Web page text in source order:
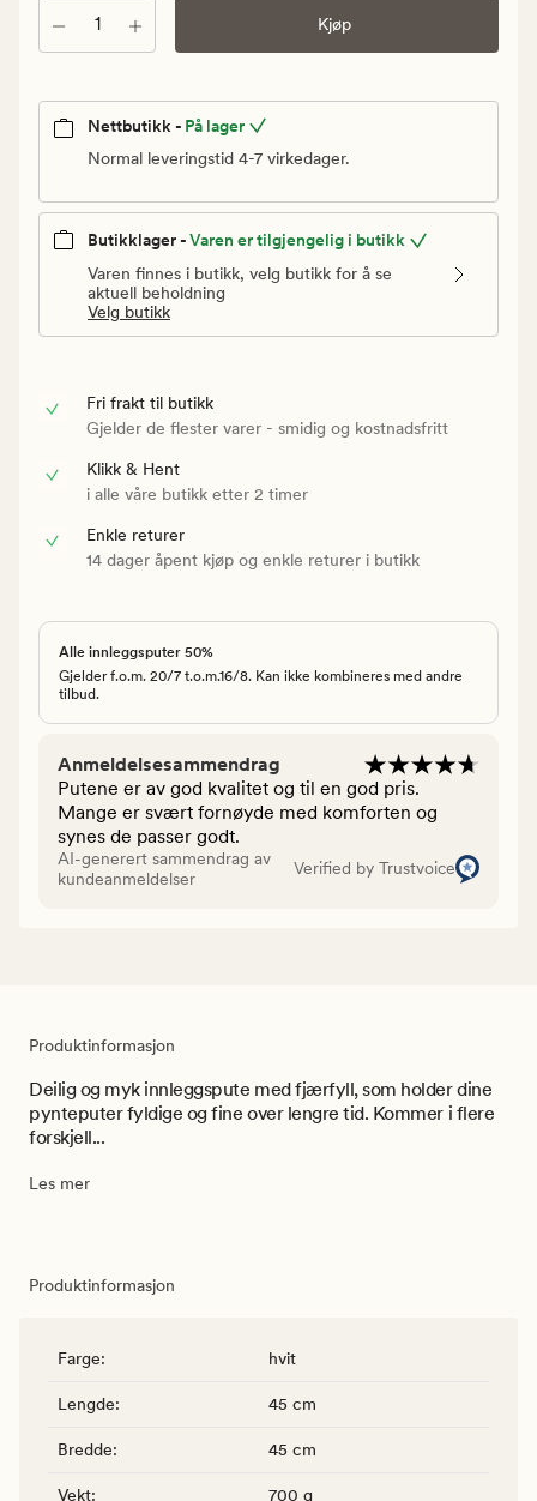
Antall Kjøp
Nettbutikk - På lager
Normal leveringstid 4-7 virkedager.
Butikklager -Varen er tilgjengelig i butikk
Varen finnes i butikk, velg butikk for å se
aktuell beholdning
Velg butikk
Fri frakt til butikk
Gjelder de flester varer - smidig og kostnadsfritt
Klikk & Hent
i alle våre butikk etter 2 timer
Enkle returer
14 dager åpent kjøp og enkle returer i butikk
Alle innleggsputer 50%
Gjelder f.o.m. 20/7 t.o.m.16/8. Kan ikke kombineres med andre
tilbud.
Anmeldelsesammendrag
Putene er av god kvalitet og til en god pris.
Mange er svært fornøyde med komforten og
synes de passer godt.
AI-generert sammendrag av
kundeanmeldelser
Verified by Trustvoice
Produktinformasjon
Deilig og myk innleggspute med fjærfyll, som holder dine
pynteputer fyldige og fine over lengre tid. Kommer i flere
forskjell...
Les mer
Produktinformasjon
Farge: hvit
Lengde: 45 cm
Bredde: 45 cm
Vekt: 700 g